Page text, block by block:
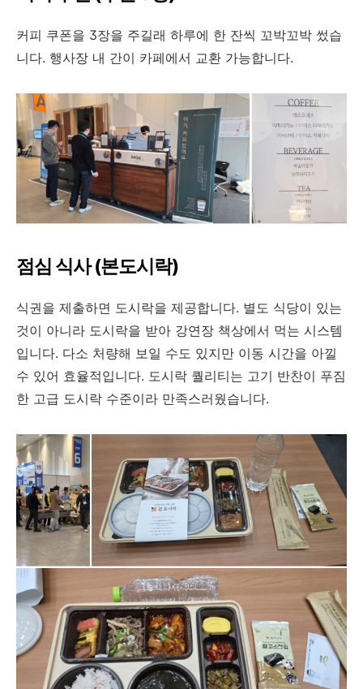
커피 쿠폰을 3장을 주길래 하루에 한 잔씩 꼬박꼬박 썼습
니다. 행사장 내 간이 카페에서 교환 가능합니다.
점심 식사 (본도시락)
식권을 제출하면 도시락을 제공합니다. 별도 식당이 있는
것이 아니라 도시락을 받아 강연장 책상에서 먹는 시스템
입니다. 다소 처량해 보일 수도 있지만 이동 시간을 아낄
수 있어 효율적입니다. 도시락 퀄리티는 고기 반찬이 푸짐
한 고급 도시락 수준이라 만족스러웠습니다.